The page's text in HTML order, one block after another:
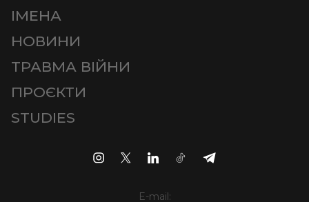
ІМЕНА
НОВИНИ
ТРАВМА ВІЙНИ
ПРОЄКТИ
STUDIES
E-mail: